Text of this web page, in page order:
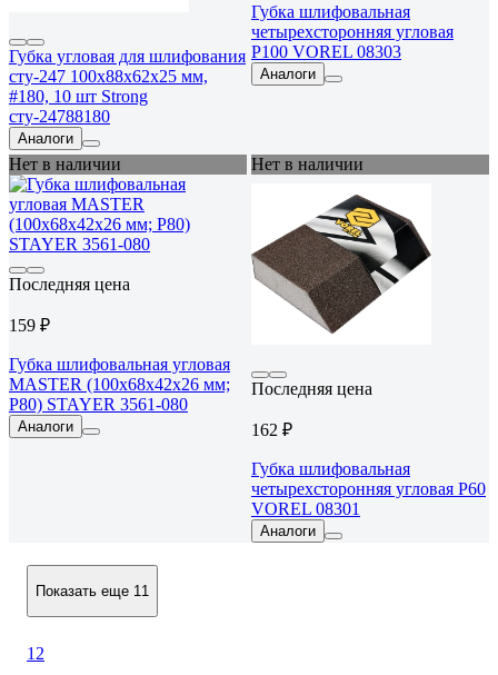
Губка угловая для шлифования
сту-247 100x88x62x25 мм,
#180, 10 шт Strong
сту-24788180
Аналоги
Губка шлифовальная
четырехсторонняя угловая
P100 VOREL 08303
Аналоги
Нет в наличии
Последняя цена
159 ₽
Губка шлифовальная угловая
MASTER (100x68x42x26 мм;
Р80) STAYER 3561-080
Аналоги
Нет в наличии
Последняя цена
162 ₽
Губка шлифовальная
четырехсторонняя угловая P60
VOREL 08301
Аналоги
Показать еще 11
1 2